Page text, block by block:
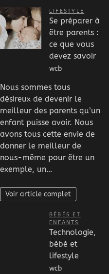
LIFESTYLE
Se préparer à
être parents :
ce que vous
devez savoir
wcb
Nous sommes tous
désireux de devenir le
meilleur des parents qu’un
enfant puisse avoir. Nous
avons tous cette envie de
donner le meilleur de
nous-même pour être un
exemple, un…
Voir article complet
BÉBÉS ET
ENFANTS
Technologie,
bébé et
lifestyle
wcb